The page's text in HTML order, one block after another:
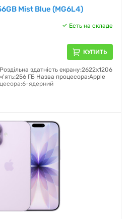
Mist Blue (MG6L4)
Есть на складе
КУПИТЬ
здатність екрану:2622x1206
ГБ Назва процесора:Apple
ядерний